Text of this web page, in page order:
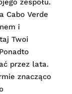
zespołu.
Cabo Verde
i
Twoi
przez lata.
znacząco